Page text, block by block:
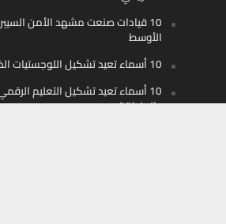
10 قيادات صنعت مشهد الأمن
الأوسط
10 أسماء تعيد تشكيل اللوجستيات الذكية في الخليج
10 أسماء تعيد تشكيل التعليم
والمنطقة